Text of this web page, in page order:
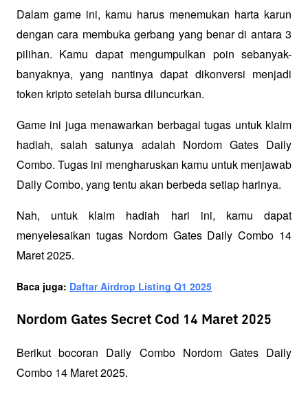
Dalam game ini, kamu harus menemukan harta karun
dengan cara membuka gerbang yang benar di antara 3
pilihan. Kamu dapat mengumpulkan poin sebanyak-
banyaknya, yang nantinya dapat dikonversi menjadi
token kripto setelah bursa diluncurkan.
Game ini juga menawarkan berbagai tugas untuk klaim
hadiah, salah satunya adalah Nordom Gates Daily
Combo. Tugas ini mengharuskan kamu untuk menjawab
Daily Combo, yang tentu akan berbeda setiap harinya.
Nah, untuk klaim hadiah hari ini, kamu dapat
menyelesaikan tugas Nordom Gates Daily Combo 14
Maret 2025.
Baca juga: Daftar Airdrop Listing Q1 2025
Nordom Gates Secret Cod 14 Maret 2025
Berikut bocoran Daily Combo Nordom Gates Daily
Combo 14 Maret 2025.